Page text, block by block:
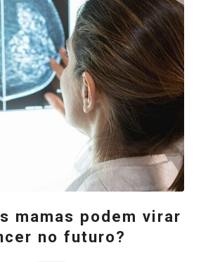
mamas podem virar
no futuro?